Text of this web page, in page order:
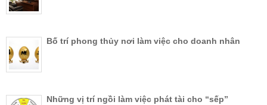
Bố trí phong thủy nơi làm việc cho doanh nhân
Những vị trí ngồi làm việc phát tài cho “sếp”